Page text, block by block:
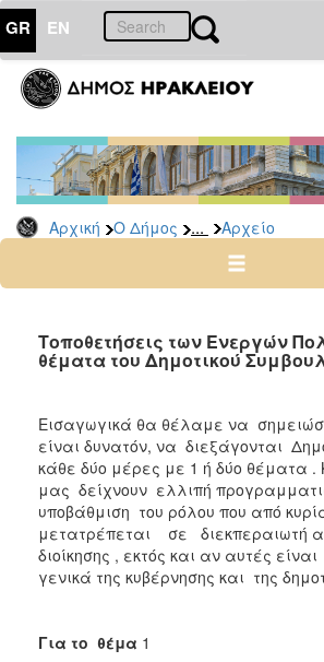
GR EN
Αρχική Ο Δήμος ... Αρχείο
ΔΗΜΟΣ
Δημοτικές
Παρατάξεις
Αρχείο
ΑΝΘΕΚΤΙΚΗ
ΠΟΛΗ
Τοποθετήσεις των Ενεργών
θέματα του Δημοτικού
Εισαγωγικά θα θέλαμε να
είναι δυνατόν, να διεξάγονται
κάθε δύο μέρες με 1 ή δύο θέματα .
μας δείχνουν ελλιπή
υποβάθμιση του ρόλου που από
μετατρέπεται σε διεκπεραιωτή
διοίκησης , εκτός και αν αυτές
γενικά της κυβέρνησης και της
Για το θέμα 1